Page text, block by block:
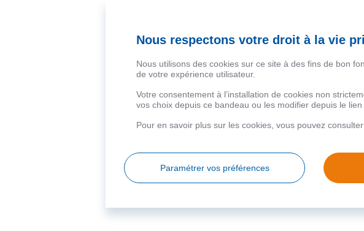
Nous respectons votre droit à la vie
Nous utilisons des cookies sur ce site à des fins de bon
de votre expérience utilisateur.
Votre consentement à l’installation de cookies non
vos choix depuis ce bandeau ou les modifier depuis le
Pour en savoir plus sur les cookies, vous pouvez
Paramétrer vos préférences